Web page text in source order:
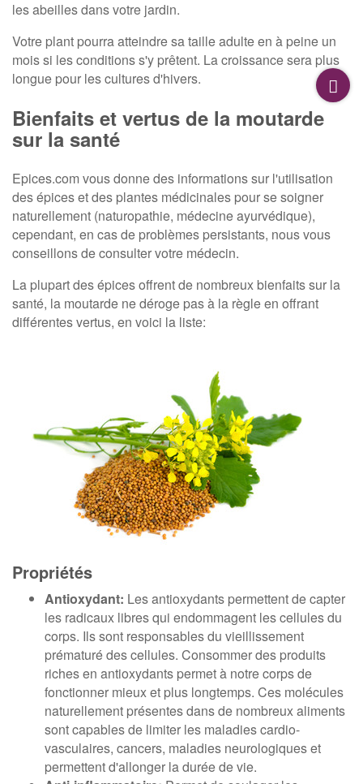
les abeilles dans votre jardin.
Votre plant pourra atteindre sa taille adulte en à peine un
mois si les conditions s'y prêtent. La croissance sera plus
longue pour les cultures d'hivers.
Bienfaits et vertus de la moutarde
sur la santé
Epices.com vous donne des informations sur l'utilisation
des épices et des plantes médicinales pour se soigner
naturellement (naturopathie, médecine ayurvédique),
cependant, en cas de problèmes persistants, nous vous
conseillons de consulter votre médecin.
La plupart des épices offrent de nombreux bienfaits sur la
santé, la moutarde ne déroge pas à la règle en offrant
différentes vertus, en voici la liste:
Propriétés
Antioxydant: Les antioxydants permettent de capter
les radicaux libres qui endommagent les cellules du
corps. Ils sont responsables du vieillissement
prématuré des cellules. Consommer des produits
riches en antioxydants permet à notre corps de
fonctionner mieux et plus longtemps. Ces molécules
naturellement présentes dans de nombreux aliments
sont capables de limiter les maladies cardio-
vasculaires, cancers, maladies neurologiques et
permettent d'allonger la durée de vie.